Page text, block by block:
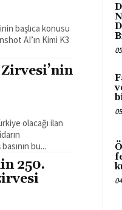
başlıca konusu
olacağı ilan
bu...
250.